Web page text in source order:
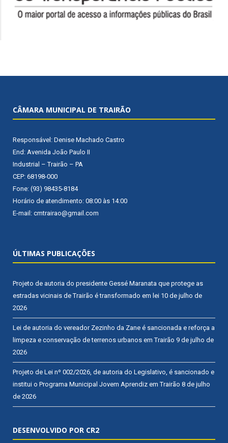
CÂMARA MUNICIPAL DE TRAIRÃO
Responsável: Denise Machado Castro
End: Avenida João Paulo II
Industrial – Trairão – PA
CEP: 68198-000
Fone: (93) 98435-8184
Horário de atendimento: 08:00 às 14:00
E-mail: cmtrairao@gmail.com
ÚLTIMAS PUBLICAÇÕES
Projeto de autoria do presidente Gessé Maranata que protege as
estradas vicinais de Trairão é transformado em lei 10 de julho de
2026
Lei de autoria do vereador Zezinho da Zane é sancionada e reforça a
limpeza e conservação de terrenos urbanos em Trairão 9 de julho de
2026
Projeto de Lei nº 002/2026, de autoria do Legislativo, é sancionado e
institui o Programa Municipal Jovem Aprendiz em Trairão 8 de julho
de 2026
DESENVOLVIDO POR CR2